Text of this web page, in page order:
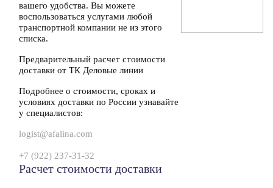
вашего удобства. Вы можете
воспользоваться услугами любой
транспортной компании не из этого
списка.
Предварительный расчет стоимости
доставки от ТК Деловые линии
Подробнее о стоимости, сроках и
условиях доставки по России узнавайте
у специалистов:
logist@afalina.com
+7 (922) 237-31-32
Расчет стоимости доставки